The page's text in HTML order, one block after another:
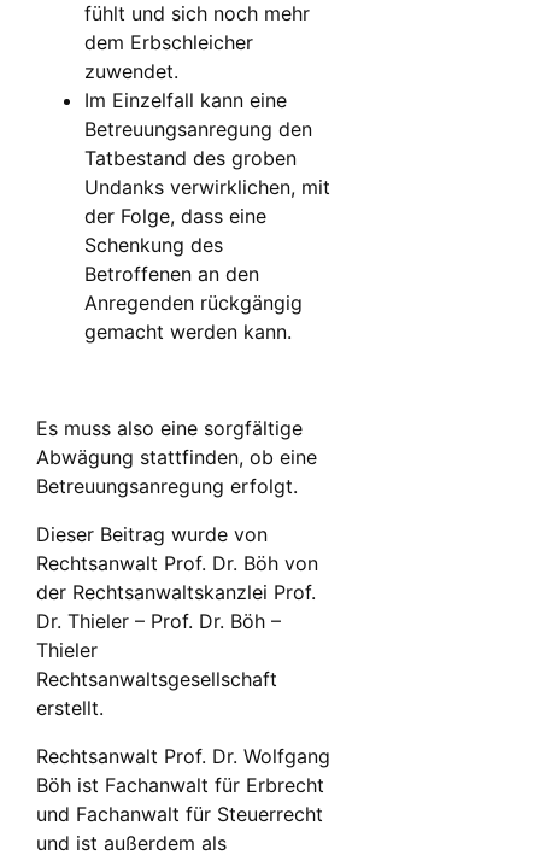
fühlt und sich noch mehr
dem Erbschleicher
zuwendet.
Im Einzelfall kann eine
Betreuungsanregung den
Tatbestand des groben
Undanks verwirklichen, mit
der Folge, dass eine
Schenkung des
Betroffenen an den
Anregenden rückgängig
gemacht werden kann.
Es muss also eine sorgfältige
Abwägung stattfinden, ob eine
Betreuungsanregung erfolgt.
Dieser Beitrag wurde von
Rechtsanwalt Prof. Dr. Böh von
der Rechtsanwaltskanzlei Prof.
Dr. Thieler – Prof. Dr. Böh –
Thieler
Rechtsanwaltsgesellschaft
erstellt.
Rechtsanwalt Prof. Dr. Wolfgang
Böh ist Fachanwalt für Erbrecht
und Fachanwalt für Steuerrecht
und ist außerdem als